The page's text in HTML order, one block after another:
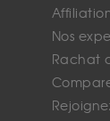
Nos
Rachat